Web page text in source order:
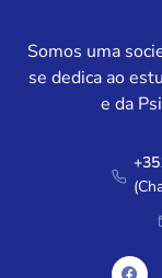
Somos uma
se dedica ao
e da